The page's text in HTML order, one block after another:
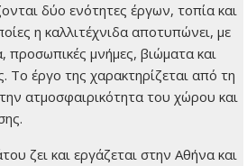
δύο ενότητες έργων, τοπία και
η καλλιτέχνιδα αποτυπώνει, με
προσωπικές μνήμες, βιώματα και
Το έργο της χαρακτηρίζεται από τη
ατμοσφαιρικότητα του χώρου και
ζει και εργάζεται στην Αθήνα και